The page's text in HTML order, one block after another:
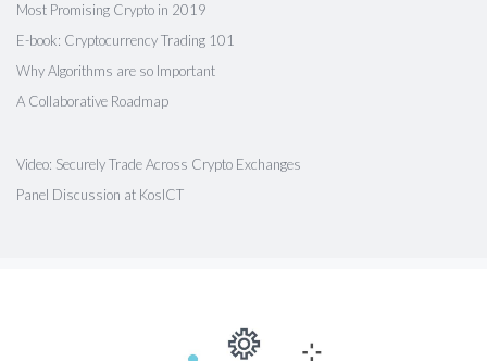
Most Promising Crypto in 2019
E-book: Cryptocurrency Trading 101
Why Algorithms are so Important
A Collaborative Roadmap
Video: Securely Trade Across Crypto Exchanges
Panel Discussion at KosICT